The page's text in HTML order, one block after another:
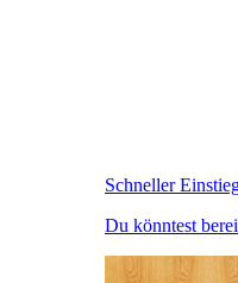
Schneller
Du könntest